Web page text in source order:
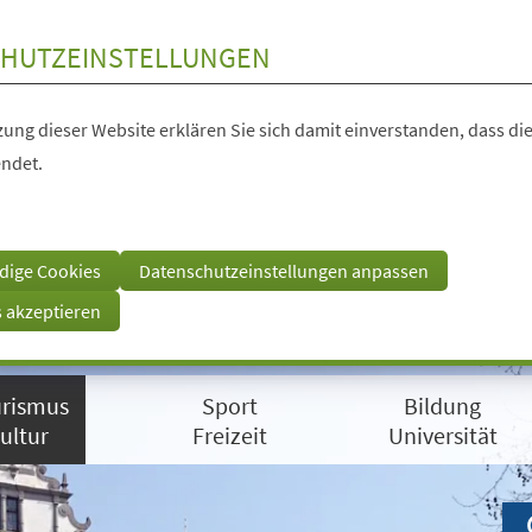
dieser Website erklären Sie sich damit einverstanden, dass
Cookies
Datenschutzeinstellungen anpassen
akzeptieren
Sport
Freizeit
Bildung
Universität